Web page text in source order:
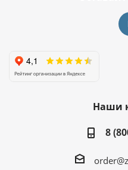
Наши
8